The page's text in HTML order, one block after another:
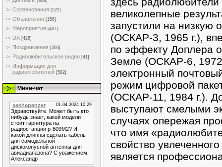
Соревнования [522]
Объявления [156]
Мероприятия [487]
DX [428]
Поздравления [360]
Радиолюбительское видео [41]
Информация для
радиолюбителей [582]
Мини-чат
великолепные
запустили на низкую
(ОСКАР-3, 1965 г.),
по эффекту Доплера
Земле (ОСКАР-6, 1972
электронный
режим цифровой
(ОСКАР-11, 1984 г.).
выступают смелыми
случаях опережая
что имя
свойство
является